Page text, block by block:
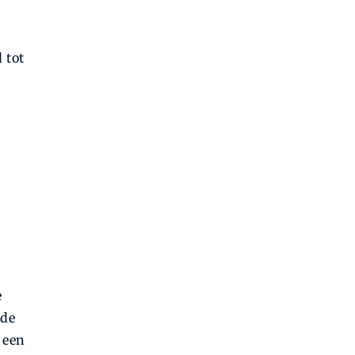
tot